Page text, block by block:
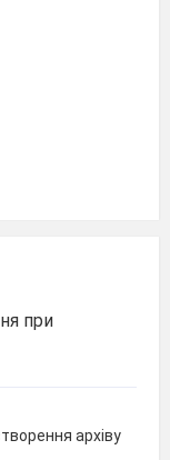
при
архіву